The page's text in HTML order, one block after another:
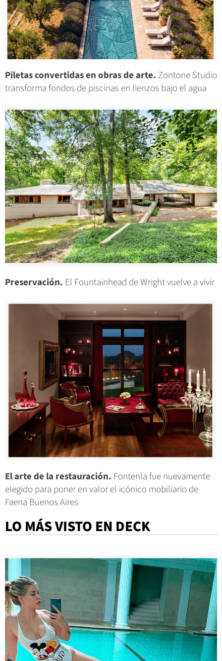
Piletas convertidas en obras de arte. Zontone Studio
transforma fondos de piscinas en lienzos bajo el agua
Preservación. El Fountainhead de Wright vuelve a vivir
El arte de la restauración. Fontenla fue nuevamente
elegido para poner en valor el icónico mobiliario de
Faena Buenos Aires
LO MÁS VISTO EN DECK